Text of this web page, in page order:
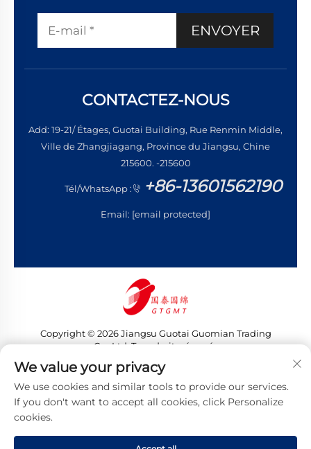
ENVOYER
CONTACTEZ-NOUS
Add: 19-21/ Étages, Guotai Building, Rue Renmin Middle,
Ville de Zhangjiagang, Province du Jiangsu, Chine
215600. -215600
Tél/WhatsApp : +86-13601562190
Email: [email protected]
Copyright © 2026 Jiangsu Guotai Guomian Trading
Co., Ltd. Tous droits réservés
Politique de confidentialité
We value your privacy
We use cookies and similar tools to provide our services.
If you don't want to accept all cookies, click Personalize
cookies.